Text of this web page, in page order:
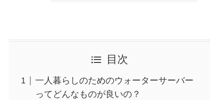
目次
一人暮らしのためのウォーターサーバー
ってどんなものが良いの？